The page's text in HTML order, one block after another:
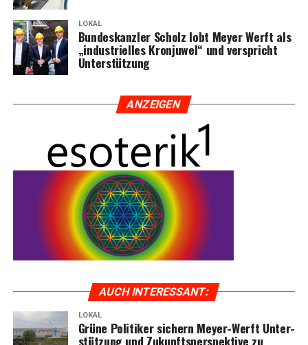
LOKAL
Bun­des­kanz­ler Scholz lobt Mey­er Werft als
„indus­tri­el­les Kron­ju­wel“ und ver­spricht
Unterstützung
ANZEI­GEN
AUCH INTER­ES­SANT:
LOKAL
Grü­ne Poli­ti­ker sichern Mey­er-Werft Unter­
stüt­zung und Zukunfts­per­spek­ti­ve zu